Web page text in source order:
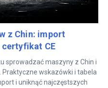
z Chin: import
certyfikat CE
sprowadzać maszyny z Chin i
wskazówki i tabela
i uniknąć najczęstszych